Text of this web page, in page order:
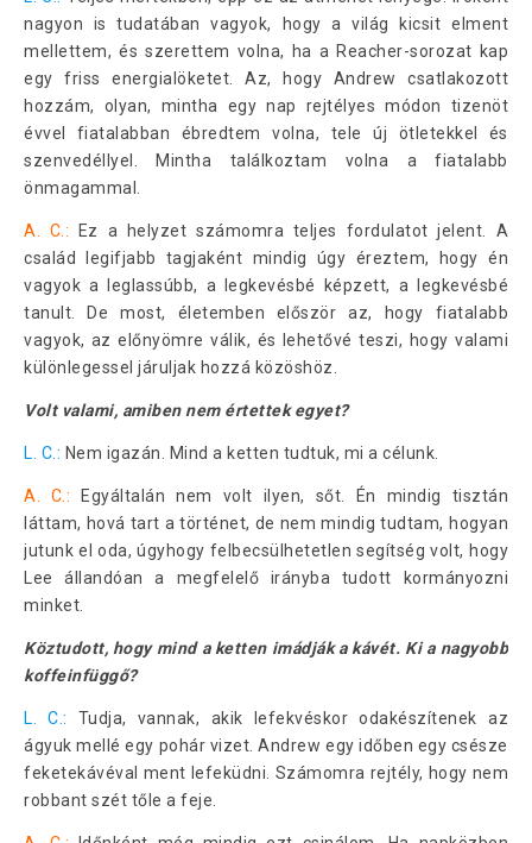
nagyon is tudatában vagyok, hogy a világ kicsit elment
mellettem, és szerettem volna, ha a Reacher-sorozat kap
egy friss energialöketet. Az, hogy Andrew csatlakozott
hozzám, olyan, mintha egy nap rejtélyes módon tizenöt
évvel fiatalabban ébredtem volna, tele új ötletekkel és
szenvedéllyel. Mintha találkoztam volna a fiatalabb
önmagammal.
A. C.: Ez a helyzet számomra teljes fordulatot jelent. A
család legifjabb tagjaként mindig úgy éreztem, hogy én
vagyok a leglassúbb, a legkevésbé képzett, a legkevésbé
tanult. De most, életemben először az, hogy fiatalabb
vagyok, az előnyömre válik, és lehetővé teszi, hogy valami
különlegessel járuljak hozzá közöshöz.
Volt valami, amiben nem értettek egyet?
L. C.: Nem igazán. Mind a ketten tudtuk, mi a célunk.
A. C.: Egyáltalán nem volt ilyen, sőt. Én mindig tisztán
láttam, hová tart a történet, de nem mindig tudtam, hogyan
jutunk el oda, úgyhogy felbecsülhetetlen segítség volt, hogy
Lee állandóan a megfelelő irányba tudott kormányozni
minket.
Köztudott, hogy mind a ketten imádják a kávét. Ki a nagyobb
koffeinfüggő?
L. C.:
Tudja, vannak, akik lefekvéskor odakészítenek az
ágyuk mellé egy pohár vizet. Andrew egy időben egy csésze
feketekávéval ment lefeküdni. Számomra rejtély, hogy nem
robbant szét tőle a feje.